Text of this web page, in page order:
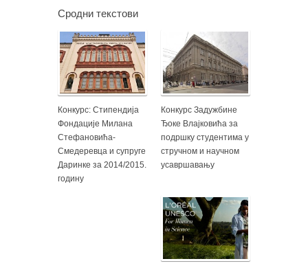
Сродни текстови
Конкурс: Стипендија
Фондације Милана
Стефановића-
Смедеревца и супруге
Даринке за 2014/2015.
годину
Конкурс Задужбине
Ђоке Влајковића за
подршку студентима у
стручном и научном
усавршавању